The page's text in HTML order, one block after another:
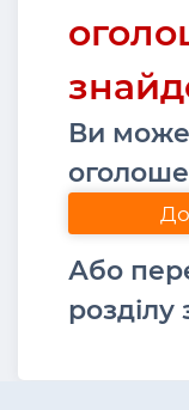
Ви
Або
розділу